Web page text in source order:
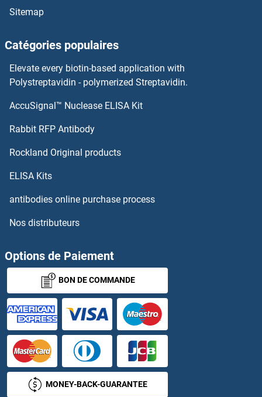
GADD45G Anticorps
GADD45A Anticorps
GADD34 Anticorps
GALNT12 Anticorps
GALNT13 Anticorps
GALNT14 Anticorps
GALNT2 Anticorps
GALNT3 Anticorps
GALNT4 Anticorps
GALNT5 Anticorps
Sitemap
Catégories populaires
Elevate every biotin-based application with
Polystreptavidin - polymerized Streptavidin.
AccuSignal™ Nuclease ELISA Kit
Rabbit RFP Antibody
Rockland Original products
ELISA Kits
antibodies online purchase process
Nos distributeurs
Options de Paiement
BON DE COMMANDE
MONEY-BACK-GUARANTEE